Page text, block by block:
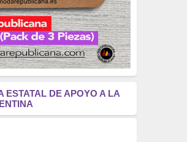
(1234)
ESTATAL DE APOYO A LA